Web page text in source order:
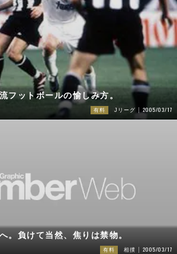
フットボールの愉しみ方。
有料 Jリーグ 2005/03/17
。負けて当然、焦りは禁物。
有料 相撲 2005/03/17